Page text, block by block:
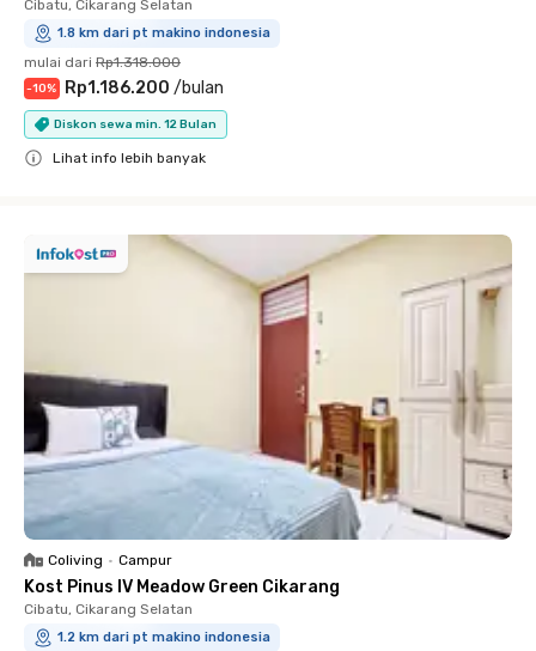
Cibatu, Cikarang Selatan
1.8 km dari pt makino indonesia
mulai dari Rp1.318.000
-10% Rp1.186.200 /bulan
Diskon sewa min. 12 Bulan
Lihat info lebih banyak
Coliving • Campur
Kost Pinus IV Meadow Green Cikarang
Cibatu, Cikarang Selatan
1.2 km dari pt makino indonesia